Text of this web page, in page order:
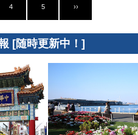
4 5 ››
[随時更新中！]